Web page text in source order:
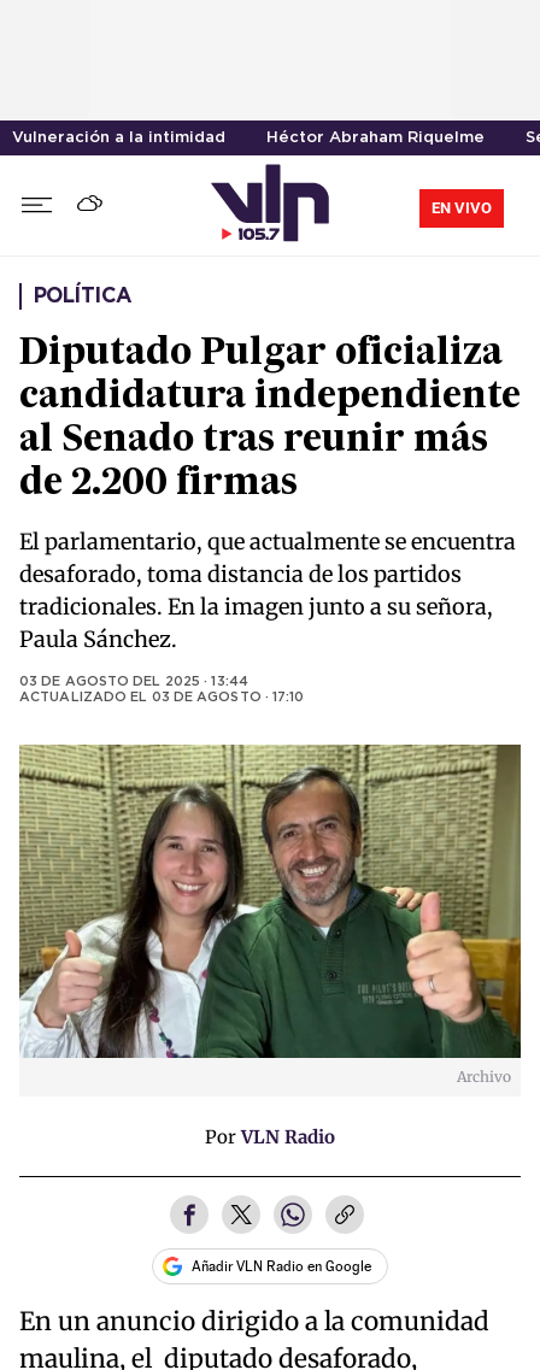
Vulneración a la intimidad Héctor Abraham Riquelme
EN VIVO
POLÍTICA
Diputado Pulgar oficializa
candidatura independiente
al Senado tras reunir más
de 2.200 firmas
El parlamentario, que actualmente se encuentra
desaforado, toma distancia de los partidos
tradicionales. En la imagen junto a su señora,
Paula Sánchez.
03 DE AGOSTO DEL 2025 · 13:44
ACTUALIZADO EL 03 DE AGOSTO · 17:10
Archivo
PorVLN Radio
Añadir VLN Radio en Google
En un anuncio dirigido a la comunidad
maulina, el diputado desaforado,